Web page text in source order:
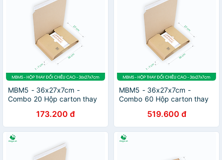
MBM5 - 36x27x7cm -
Combo 20 Hộp carton thay
đóng hàng173.200 đ
MBM5 - 36x27x7cm -
Combo 60 Hộp carton thay
đóng hàng519.600 đ